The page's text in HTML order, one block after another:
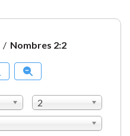
/ Nombres 2:2
2